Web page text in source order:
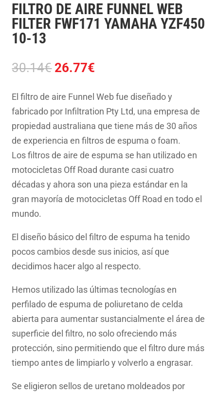
FILTRO DE AIRE FUNNEL WEB
FILTER FWF171 YAMAHA YZF450
10-13
30.14€ El
original
era:
30.14€.
26.77€
actual
es:
26.77€.
El filtro de aire Funnel Web fue diseñado y
fabricado por Infiltration Pty Ltd, una empresa de
propiedad australiana que tiene más de 30 años
de experiencia en filtros de espuma o foam.
Los filtros de aire de espuma se han utilizado en
motocicletas Off Road durante casi cuatro
décadas y ahora son una pieza estándar en la
gran mayoría de motocicletas Off Road en todo el
mundo.
El diseño básico del filtro de espuma ha tenido
pocos cambios desde sus inicios, así que
decidimos hacer algo al respecto.
Hemos utilizado las últimas tecnologías en
perfilado de espuma de poliuretano de celda
abierta para aumentar sustancialmente el área de
superficie del filtro, no solo ofreciendo más
protección, sino permitiendo que el filtro dure más
tiempo antes de limpiarlo y volverlo a engrasar.
Se eligieron sellos de uretano moldeados por